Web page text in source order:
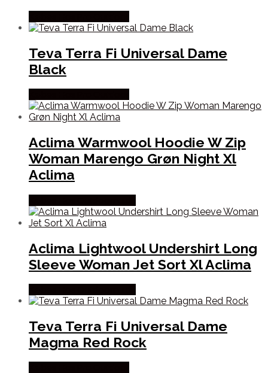
Teva Terra Fi Universal Dame
Black
Aclima Warmwool Hoodie W Zip
Woman Marengo Grøn Night Xl
Aclima
Aclima Lightwool Undershirt Long
Sleeve Woman Jet Sort Xl Aclima
Teva Terra Fi Universal Dame
Magma Red Rock